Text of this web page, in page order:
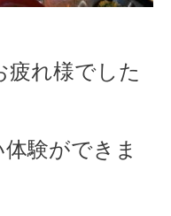
疲れ様でした
験ができま